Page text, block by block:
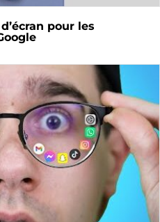
pour les